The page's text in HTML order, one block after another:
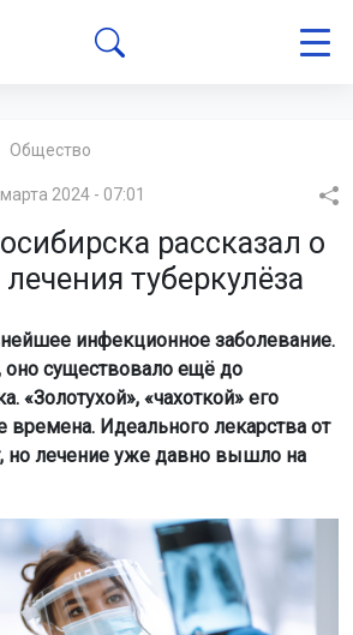
Общество
2024 - 07:01
рассказал о
туберкулёза
инфекционное заболевание.
существовало ещё до
«Золотухой», «чахоткой» его
времена. Идеального лекарства от
но лечение уже давно вышло на